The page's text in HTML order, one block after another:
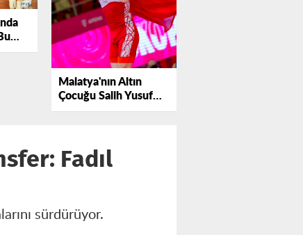
Malatya'nın Altın
Çocuğu Salih Yusuf
Yazıcı Avrupa'nın
Fadıl
sürdürüyor.